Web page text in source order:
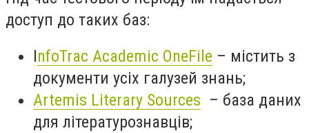
доступ до таких баз:
InfoTrac Academic OneFile – містить з
документи усіх галузей знань;
Artemis Literary Sources – база даних
для літературознавців;